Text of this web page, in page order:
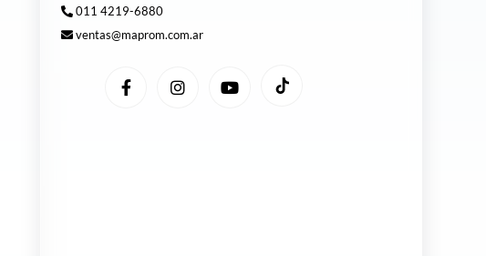
011 4219-6880
ventas@maprom.com.ar